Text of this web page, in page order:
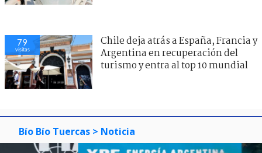
79
visitas
Chile deja atrás a España, Francia y
Argentina en recuperación del
turismo y entra al top 10 mundial
Bío Bío Tuercas > Noticia